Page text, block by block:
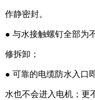
作静密封。
● 与水接触螺钉全部为
修拆卸；
● 可靠的电缆防水入口
水也不会进入电机；更